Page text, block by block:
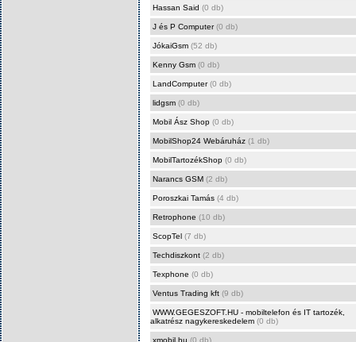
Hassan Said (0 db)
J és P Computer(0 db)
JókaiGsm (52 db)
Kenny Gsm (0 db)
LandComputer(0 db)
lidgsm (0 db)
Mobil Ász Shop (0 db)
MobilShop24 Webáruház (1 db)
MobilTartozékShop (0 db)
Narancs GSM (2 db)
Poroszkai Tamás (4 db)
Retrophone (10 db)
ScopTel (7 db)
Techdiszkont (2 db)
Texphone (0 db)
Ventus Trading kft (9 db)
WWW.GEGESZOFT.HU - mobiltelefon és IT tartozék,
alkatrész nagykereskedelem (0 db)
xmobil.hu (0 db)